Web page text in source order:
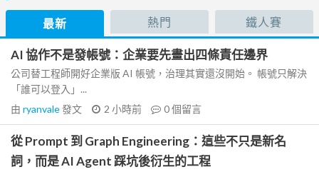
最新 熱門 鐵人賽
AI 協作不是發帳號：企業要先畫出四條責任邊界
公司替工程師開好企業版 AI 帳號，治理其實還沒開始。 帳號只解決
「誰可以登入」...
由 ryanvale發文 2 小時前 0個留言
從 Prompt 到 Graph Engineering：這些不只是新名
詞，而是 AI Agent 踩坑後衍生的工程